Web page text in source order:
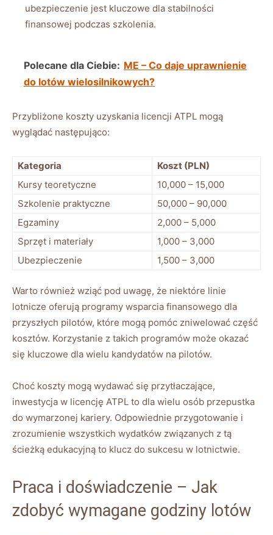
ubezpieczenie jest kluczowe dla stabilności
finansowej podczas szkolenia.
Polecane dla Ciebie: ME – Co daje uprawnienie
do lotów wielosilnikowych?
Przybliżone koszty uzyskania licencji ATPL mogą
wyglądać następująco:
Kategoria
Koszt (PLN)
Kursy teoretyczne
10,000 – 15,000
Szkolenie praktyczne
50,000 – 90,000
Egzaminy
2,000 – 5,000
Sprzęt i materiały
1,000 – 3,000
Ubezpieczenie
1,500 – 3,000
Warto również wziąć pod uwagę, że niektóre linie
lotnicze oferują programy wsparcia finansowego dla
przyszłych pilotów, które mogą pomóc zniwelować część
kosztów. Korzystanie z takich programów może okazać
się kluczowe dla wielu kandydatów na pilotów.
Choć koszty mogą wydawać się przytłaczające,
inwestycja w licencję ATPL to dla wielu osób przepustka
do wymarzonej kariery. Odpowiednie przygotowanie i
zrozumienie wszystkich wydatków związanych z tą
ścieżką edukacyjną to klucz do sukcesu w lotnictwie.
Praca i doświadczenie – Jak
zdobyć wymagane godziny lotów